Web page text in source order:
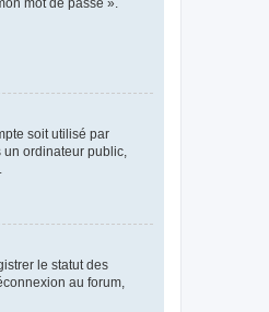
soit utilisé par
ordinateur public,
le statut des
au forum,